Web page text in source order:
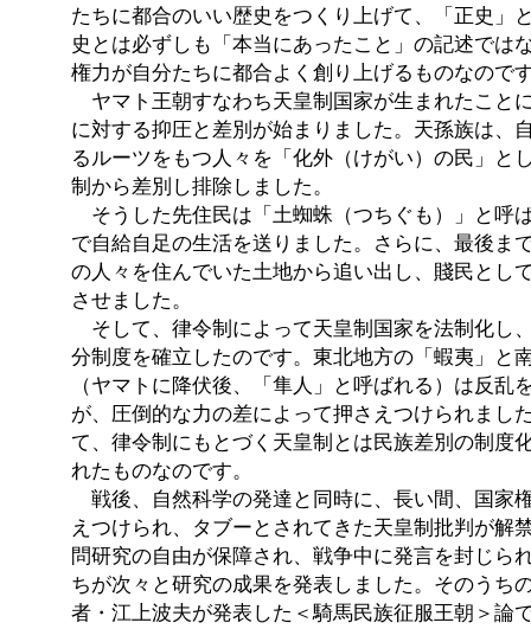
たちに都合のいい歴史をつくり上げて、「正史」
史とは必ずしも「本当にあったこと」の記述では
権力が自分たちに都合よく創り上げるものなので
ヤマト王朝すなわち天皇制国家が生まれたこと
に対する抑圧と差別が始まりました。天孫族は、
るルーツをもつ人々を「化外（けがい）の民」と
制から差別し排除しました。
そうした先住民は「土蜘蛛（つちぐも）」と呼
で自給自足の生活を送りました。さらに、最後ま
の人々を住んでいた土地から追い出し、賤民とし
させました。
そして、律令制によって天皇制国家を法制化し
分制度を確立したのです。東北地方の「蝦夷」と
（ヤマトに降伏後、「隼人」と呼ばれる）は反乱
が、圧倒的な力の差によって押さえつけられまし
て、律令制にもとづく天皇制とは民族差別の制度
れたものなのです。
戦後、自然科学の発達と同時に、長い間、国家
えつけられ、タブーとされてきた天皇制批判が解
問研究の自由が保障され、戦争中に発言を封じら
ちが次々と研究の成果を発表しました。そのうち
者・江上波夫が発表した＜騎馬民族征服王朝＞論